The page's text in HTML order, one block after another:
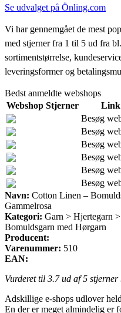
Se udvalget på Önling.com
Vi har gennemgået de mest
med stjerner fra 1 til 5 ud fra
sortimentstørrelse,
leveringsformer og
Bedst anmeldte webshops
Webshop Stjerner
Link
Besøg
Besøg
Besøg
Besøg
Besøg
Besøg
Navn: Cotton Linen –
Gammelrosa
Kategori: Garn > Hjertegarn
Bomuldsgarn med Hørgarn
Producent:
Varenummer: 510
EAN:
Vurderet til 3.7ud af 5 stjerner
Adskillige e-shops udlover
En der er meget almindelig er